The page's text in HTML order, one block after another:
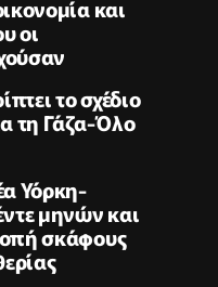
και
οι
το σχέδιο
τη Γάζα-Όλο
Υόρκη-
μηνών και
σκάφους